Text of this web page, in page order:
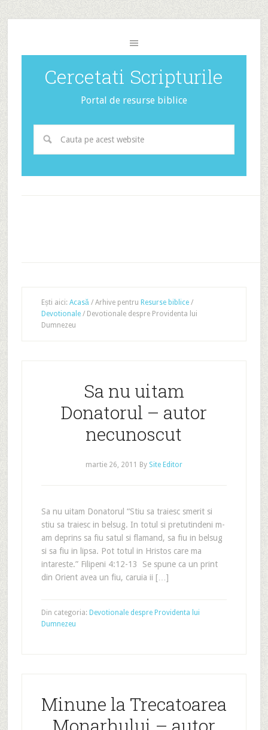
Cercetati Scripturile
Portal de resurse biblice
Ești aici: Acasă /Arhive pentru Resurse biblice /
Devotionale /Devotionale despre Providenta lui
Dumnezeu
Sa nu uitam
Donatorul – autor
necunoscut
martie 26, 2011 By Site Editor
Sa nu uitam Donatorul “Stiu sa traiesc smerit si
stiu sa traiesc in belsug. In totul si pretutindeni m-
am deprins sa fiu satul si flamand, sa fiu in belsug
si sa fiu in lipsa. Pot totul in Hristos care ma
intareste.” Filipeni 4:12-13 Se spune ca un print
din Orient avea un fiu, caruia ii […]
Din categoria: Devotionale despre Providenta lui
Dumnezeu
Minune la Trecatoarea